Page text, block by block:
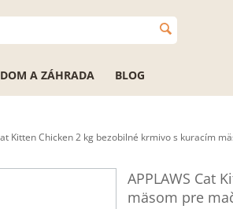
DOM A ZÁHRADA BLOG
Kitten Chicken 2 kg bezobilné krmivo s kuracím
APPLAWS Cat
mäsom pre